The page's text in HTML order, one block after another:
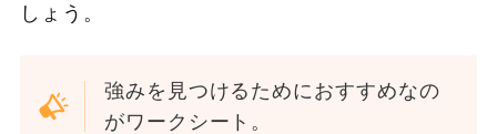
しょう。
強みを見つけるためにおすすめなの
がワークシート。